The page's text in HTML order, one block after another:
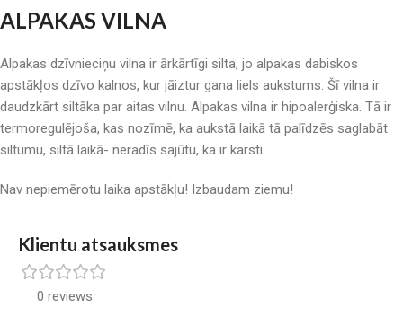
ALPAKAS VILNA
Alpakas dzīvnieciņu vilna ir ārkārtīgi silta, jo alpakas dabiskos
apstākļos dzīvo kalnos, kur jāiztur gana liels aukstums. Šī vilna ir
daudzkārt siltāka par aitas vilnu. Alpakas vilna ir hipoalerģiska. Tā ir
termoregulējoša, kas nozīmē, ka aukstā laikā tā palīdzēs saglabāt
siltumu, siltā laikā- neradīs sajūtu, ka ir karsti.
Nav nepiemērotu laika apstākļu! Izbaudam ziemu!
Klientu atsauksmes
0 reviews